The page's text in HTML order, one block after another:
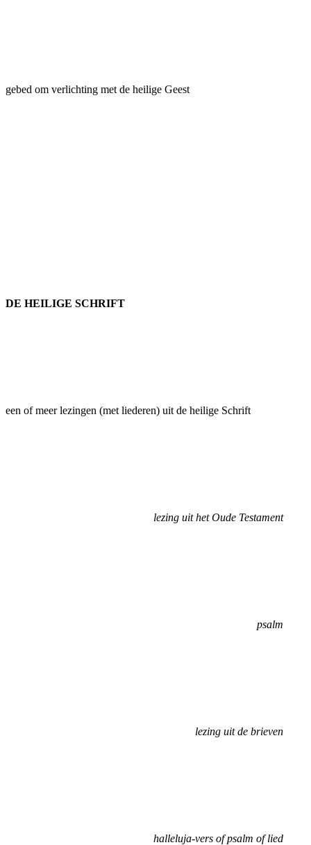
gebed om verlichting met de heilige Geest
DE HEILIGE SCHRIFT
een of meer lezingen (met liederen) uit de heilige Schrift
lezing uit het Oude Testament
psalm
lezing uit de brieven
halleluja-vers of psalm of lied